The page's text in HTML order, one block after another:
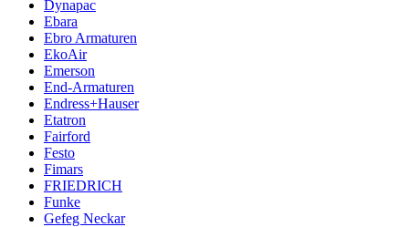
Dynapac
Ebara
Ebro Armaturen
EkoAir
Emerson
End-Armaturen
Endress+Hauser
Etatron
Fairford
Festo
Fimars
FRIEDRICH
Funke
Gefeg Neckar